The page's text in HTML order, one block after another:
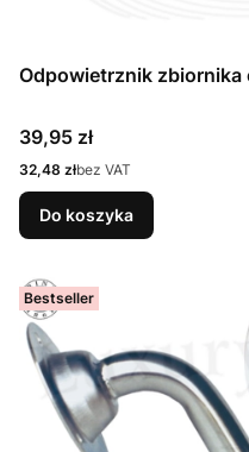
Odpowietrznik zbiornika
Cena
39,95 zł
Cena
32,48 złbez VAT
Do koszyka
Bestseller